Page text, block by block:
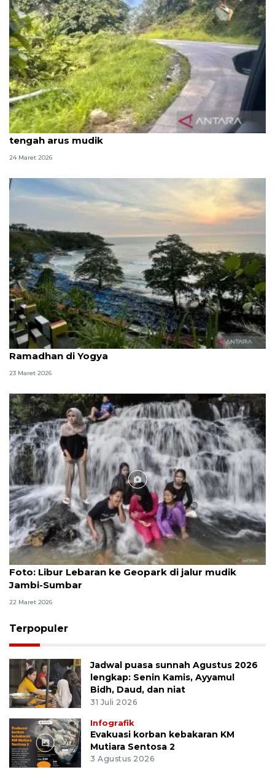
Menelusuri kembali Jalur Pantura, jejak lama di
tengah arus mudik
24 Maret 2026
Jalur pansela, antara lanskap pesisir dan denyut
Ramadhan di Yogya
23 Maret 2026
Foto
Foto: Libur Lebaran ke Geopark di jalur mudik
Jambi-Sumbar
22 Maret 2026
Terpopuler
Jadwal puasa sunnah Agustus 2026
lengkap: Senin Kamis, Ayyamul
Bidh, Daud, dan niat
31 Juli 2026
Infografik
Evakuasi korban kebakaran KM
Mutiara Sentosa 2
3 Agustus 2026